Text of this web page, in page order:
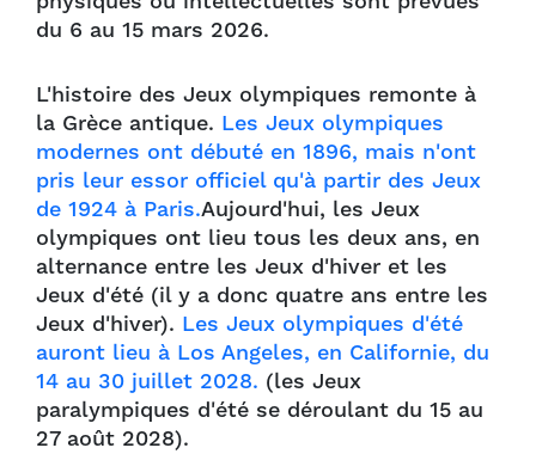
du 6 au 15 mars 2026.
L'histoire des Jeux olympiques remonte à
la Grèce antique. Les Jeux olympiques
modernes ont débuté en 1896, mais n'ont
pris leur essor officiel qu'à partir des Jeux
de 1924 à Paris.Aujourd'hui, les Jeux
olympiques ont lieu tous les deux ans, en
alternance entre les Jeux d'hiver et les
Jeux d'été (il y a donc quatre ans entre les
Jeux d'hiver). Les Jeux olympiques d'été
auront lieu à Los Angeles, en Californie, du
14 au 30 juillet 2028. (les Jeux
paralympiques d'été se déroulant du 15 au
27 août 2028).